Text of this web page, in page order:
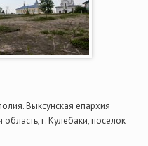
Выксунская епархия
г. Кулебаки, поселок